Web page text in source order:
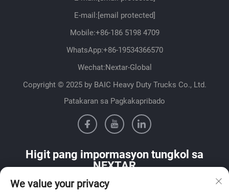
E-mail:[email protected]
Mobile:+86-186 5198 4709
WhatsApp:+86-19534366570
Wechat:Nextar-Global
Copyright © 2025 by BAIC Heavy Duty Trucks Co., Ltd.
Patakaran sa Pagkakapribado
Higit pang impormasyon tungkol sa
NEXTAR
Makipag-ugnayan sa aming sales team sa iyong bansa
We value your privacy